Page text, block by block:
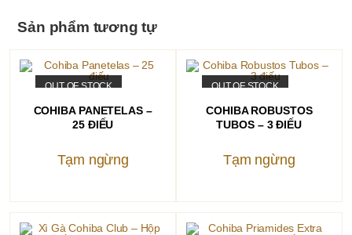
Sản phẩm tương tự
OUT OF STOCK
COHIBA PANETELAS –
25 ĐIẾU
Tạm ngừng
OUT OF STOCK
COHIBA ROBUSTOS
TUBOS – 3 ĐIẾU
Tạm ngừng